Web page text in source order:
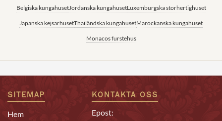
Belgiska kungahusetJordanska kungahusetLuxemburgska storhertighuset
Japanska kejsarhusetThailändska kungahusetMarockanska kungahuset
Monacos furstehus
SITEMAP
Hem
KONTAKTA OSS
Epost: